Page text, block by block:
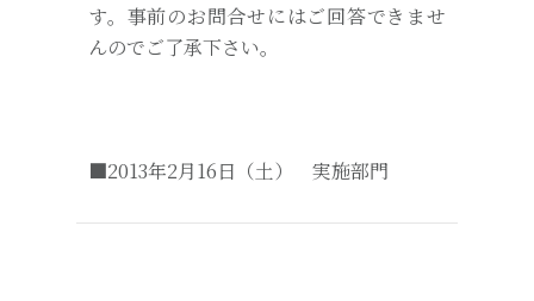
す。事前のお問合せにはご回答できませ
んのでご了承下さい。
■2013年2月16日（土） 実施部門